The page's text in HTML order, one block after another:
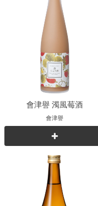
會津譽 濁風莓酒
會津譽